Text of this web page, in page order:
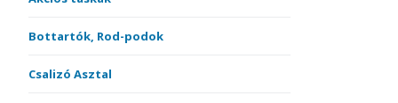
Bottartók, Rod-podok
Csalizó Asztal